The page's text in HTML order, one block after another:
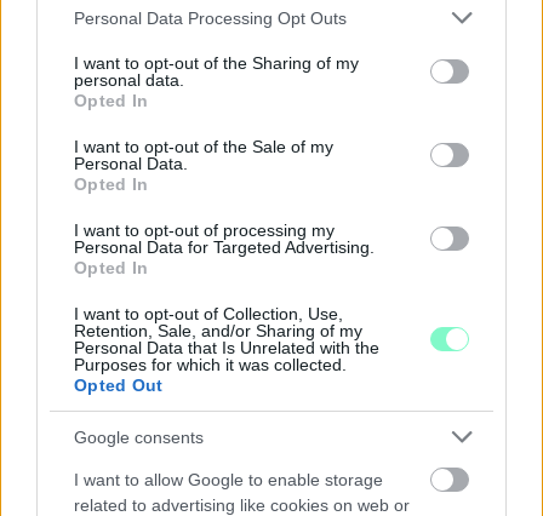
Please note that this website/app uses one or more Google
not limited to your visit or usage behaviour. You may click to
grant or deny consent to Google and its third-party tags to
use your data for below specified purposes in below Google
consent section.
Personal Data Processing Opt Outs
I want to opt-out of the Sharing of my
personal data.
Opted In
I want to opt-out of the Sale of my
Personal Data.
Opted In
I want to opt-out of processing my
Personal Data for Targeted Advertising.
Opted In
I want to opt-out of Collection, Use,
Retention, Sale, and/or Sharing of my
Personal Data that Is Unrelated with the
Purposes for which it was collected.
Opted Out
Google consents
I want to allow Google to enable storage
related to advertising like cookies on web or
KIVÁLÓ PROGRAM VÁR MINDENKIT EZEN A HÉTVÉGÉN
Középpontban a hagyományőrzés, de lesz Pogány Induló és
Majka koncert, jóga szeánsz, “borhajózás” és egy csomó minden